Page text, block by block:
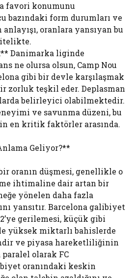
favori konumunu
bazındaki form durumları ve
oranlara yansıyan bu
Danimarka liginde
ne olursa olsun, Camp Nou
gibi bir devle karşılaşmak
zorluk teşkil eder. Deplasman
belirleyici olabilmektedir.
ve savunma düzeni, bu
en kritik faktörler arasında.
Geliyor?**
oranın düşmesi, genellikle o
ihtimaline dair artan bir
yönelen daha fazla
yansıtır. Barcelona galibiyet
gerilemesi, küçük gibi
yüksek miktarlı bahislerde
ve piyasa hareketliliğinin
olarak FC
oranındaki keskin